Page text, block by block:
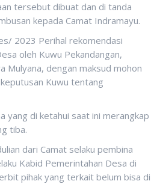
tersebut dibuat dan di tanda
kepada Camat Indramayu.
2023 Perihal rekomendasi
oleh Kuwu Pekandangan,
Mulyana, dengan maksud mohon
Kuwu tentang
yang di ketahui saat ini merangkap
tiba.
dari Camat selaku pembina
Kabid Pemerintahan Desa di
pihak yang terkait belum bisa di